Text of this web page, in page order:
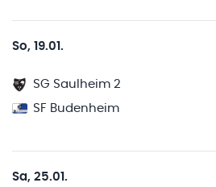
So, 19.01.
SG Saulheim 2
SF Budenheim
Sa, 25.01.